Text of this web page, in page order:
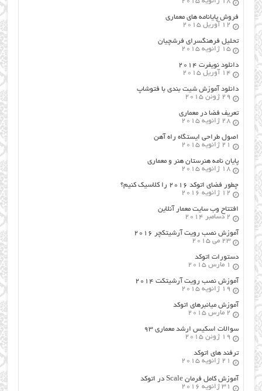
فروش پایانامه های معماری
12 آوریل 2015
تحلیل فرهنگسرای فرشچیان
15 ژانویه 2015
دانلود نویفرت ۲۰۱۴
14 آوریل 2015
دانلود آموزش شیت بندی با فتوشاپ
29 ژوئن 2015
تعریف فضا در معماری
28 ژانویه 2015
اصول طراحي ایستگاه راه آهن
21 ژانویه 2015
پایان نامه هنرستان هنر و معماري
18 ژانویه 2015
چطور فضای اتوکد ۲۰۱۶ را کلاسیک کنیم؟
12 ژانویه 2016
افتتاح وب سایت معمار آنلاین
2 دسامبر 2014
آموزش نصب رویت آرشیتکچر ۲۰۱۶
23 می 2015
دستورات اتوکد
1 مارس 2015
آموزش نصب رویت آرشیتکت ۲۰۱۴
19 ژانویه 2015
آموزش میانبرهای اتوکد
2 مارس 2015
سوالات اسکیس ارشد معماری ۹۳
19 ژوئن 2015
ترفند های اتوکد
21 ژانویه 2015
آموزش کامل فرمان Scale در اتوکد
31 ژانویه 2016